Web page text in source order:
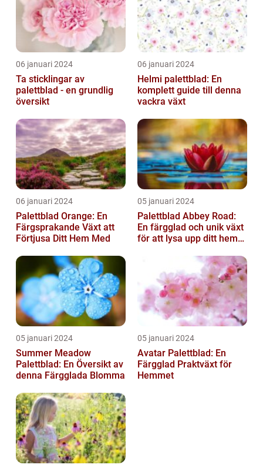
06 januari 2024
Ta sticklingar av
palettblad - en grundlig
översikt
06 januari 2024
Helmi palettblad: En
komplett guide till denna
vackra växt
06 januari 2024
Palettblad Orange: En
Färgsprakande Växt att
Förtjusa Ditt Hem Med
05 januari 2024
Palettblad Abbey Road:
En färgglad och unik växt
för att lysa upp ditt hem
05 januari 2024
Summer Meadow
Palettblad: En Översikt av
denna Färgglada Blomma
05 januari 2024
Avatar Palettblad: En
Färgglad Praktväxt för
Hemmet